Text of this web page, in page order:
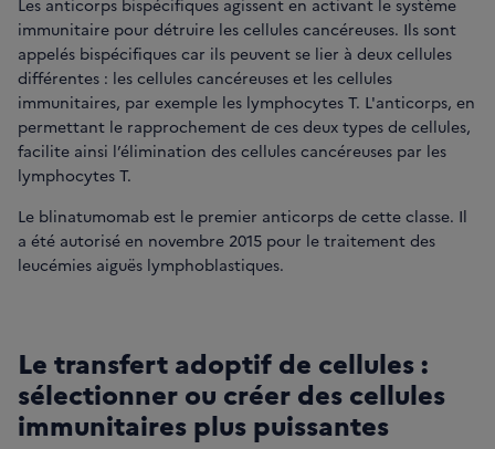
Les anticorps bispécifiques agissent en activant le système
immunitaire pour détruire les cellules cancéreuses. Ils sont
appelés bispécifiques car ils peuvent se lier à deux cellules
différentes : les cellules cancéreuses et les cellules
immunitaires, par exemple les lymphocytes T. L'anticorps, en
permettant le rapprochement de ces deux types de cellules,
facilite ainsi l’élimination des cellules cancéreuses par les
lymphocytes T.
Le blinatumomab est le premier anticorps de cette classe. Il
a été autorisé en novembre 2015 pour le traitement des
leucémies aiguës lymphoblastiques.
Le transfert adoptif de cellules :
sélectionner ou créer des cellules
immunitaires plus puissantes